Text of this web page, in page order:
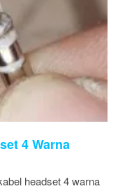
4 Warna
headset 4 warna